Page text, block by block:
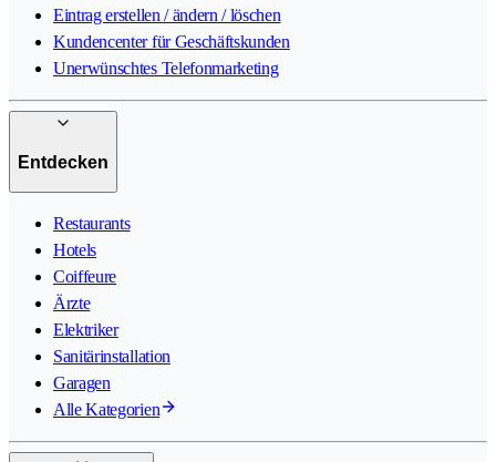
Eintrag erstellen / ändern / löschen
Kundencenter für Geschäftskunden
Unerwünschtes Telefonmarketing
Entdecken
Restaurants
Hotels
Coiffeure
Ärzte
Elektriker
Sanitärinstallation
Garagen
Alle Kategorien